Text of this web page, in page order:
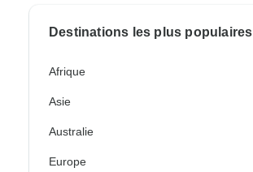
Destinations les plus populaires
Afrique
Asie
Australie
Europe